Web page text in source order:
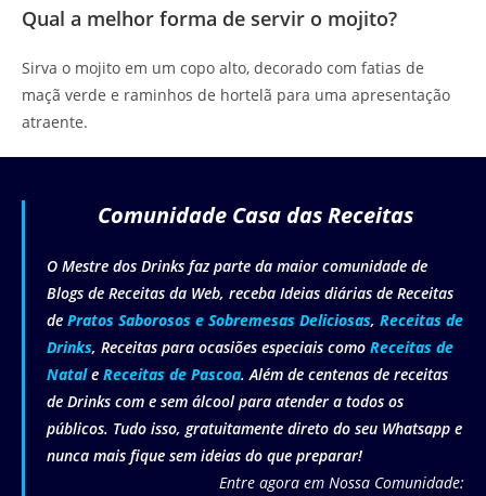
Qual a melhor forma de servir o mojito?
Sirva o mojito em um copo alto, decorado com fatias de
maçã verde e raminhos de hortelã para uma apresentação
atraente.
Comunidade Casa das Receitas
O Mestre dos Drinks faz parte da maior comunidade de
Blogs de Receitas da Web, receba Ideias diárias de Receitas
de Pratos Saborosos e Sobremesas Deliciosas, Receitas de
Drinks, Receitas para ocasiões especiais como Receitas de
Natale Receitas de Pascoa. Além de centenas de receitas
de Drinks com e sem álcool para atender a todos os
públicos. Tudo isso, gratuitamente direto do seu Whatsapp e
nunca mais fique sem ideias do que preparar!
Entre agora em Nossa Comunidade: